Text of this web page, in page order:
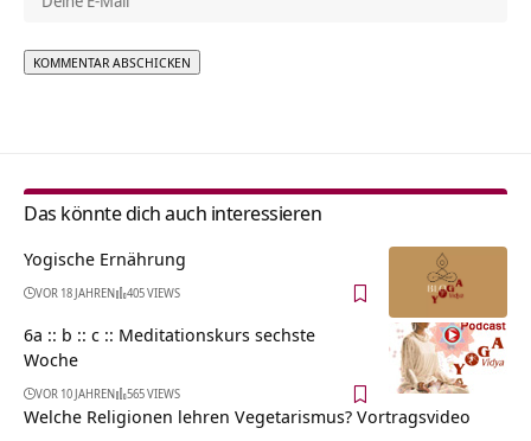
Das könnte dich auch interessieren
Yogische Ernährung
VOR 18 JAHREN 405 VIEWS
6a :: b :: c :: Meditationskurs sechste
Woche
VOR 10 JAHREN 565 VIEWS
Welche Religionen lehren Vegetarismus? Vortragsvideo